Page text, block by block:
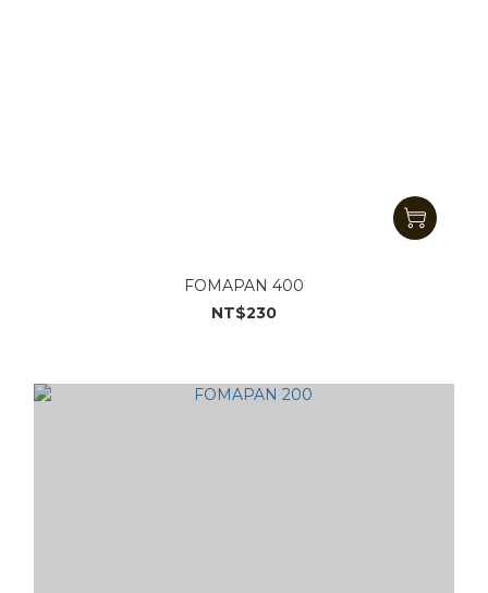
FOMAPAN 400
NT$230